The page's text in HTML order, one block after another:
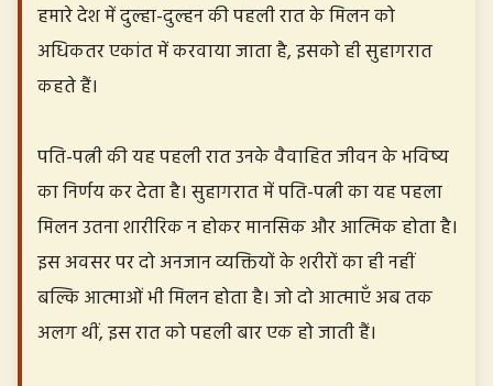
हमारे देश में दुल्हा-दुल्हन की पहली रात के मिलन को
अधिकतर एकांत में करवाया जाता है, इसको ही सुहागरात
कहते हैं।
पति-पत्नी की यह पहली रात उनके वैवाहित जीवन के भविष्य
का निर्णय कर देता है। सुहागरात में पति-पत्नी का यह पहला
मिलन उतना शारीरिक न होकर मानसिक और आत्मिक होता है।
इस अवसर पर दो अनजान व्यक्तियों के शरीरों का ही नहीं
बल्कि आत्माओं भी मिलन होता है। जो दो आत्माएँ अब तक
अलग थीं, इस रात को पहली बार एक हो जाती हैं।